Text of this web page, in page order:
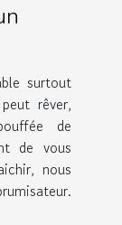
surtout
rêver,
de
de vous
nous